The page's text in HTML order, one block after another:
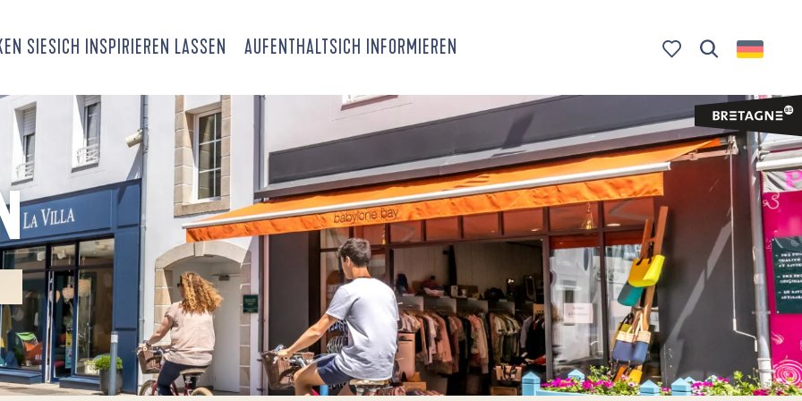
SIESICH INSPIRIEREN LASSEN AUFENTHALTSICH INFORMIEREN